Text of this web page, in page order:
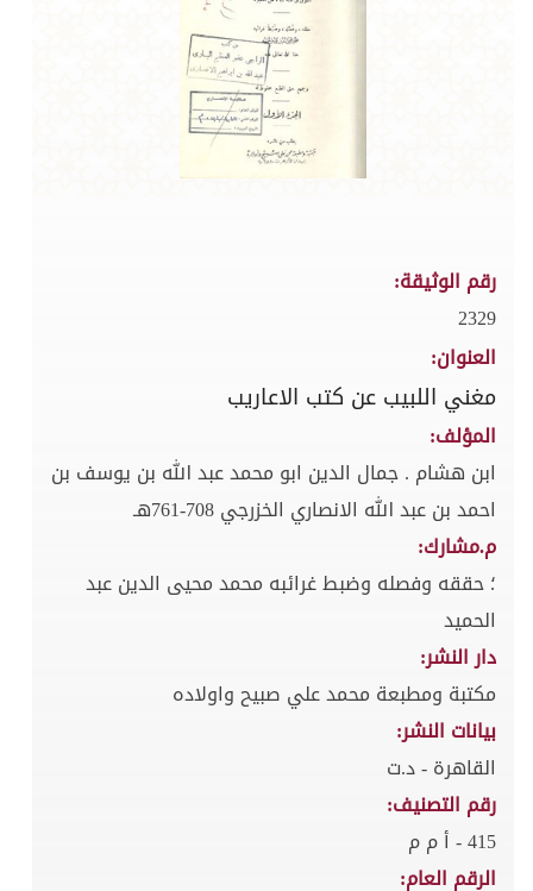
رقم الوثيقة:
2329
العنوان:
مغني اللبيب عن كتب الاعاريب
المؤلف:
ابن هشام . جمال الدين ابو محمد عبد الله بن يوسف بن
احمد بن عبد الله الانصاري الخزرجي 708-761هـ
م.مشارك:
؛ حققه وفصله وضبط غرائبه محمد محيى الدين عبد
الحميد
دار النشر:
مكتبة ومطبعة محمد علي صبيح واولاده
بيانات النشر:
القاهرة - د.ت
رقم التصنيف:
415 - أ م م
الرقم العام: